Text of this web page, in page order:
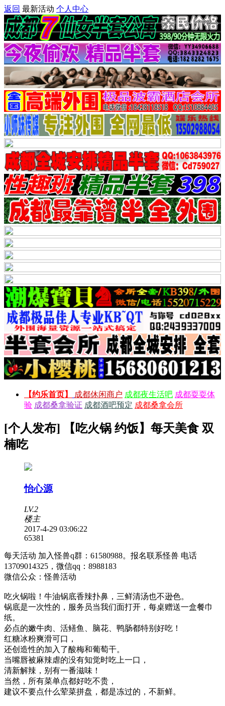
返回 最新活动 个人中心
【约乐首页】 成都休闲商户 成都夜生活吧 成都耍耍体
验 成都桑拿验证 成都酒吧预定 成都桑拿会所
[个人发布] 【吃火锅 约饭】每天美食 双
楠吃
怡心源
LV.2
楼主
2017-4-29 03:06:22
65381
每天活动 加入怪兽q群：61580988。报名联系怪兽 电话
13709014325，微信qq：8988183
微信公众：怪兽活动
吃火锅啦！牛油锅底香辣扑鼻，三鲜清汤也不逊色。
锅底是一次性的，服务员当我们面打开，每桌赠送一盒餐巾
纸。
必点的嫩牛肉、活鳝鱼、脑花、鸭肠都特别好吃！
红糖冰粉爽滑可口，
还创造性的加入了酸梅和葡萄干。
当嘴唇被麻辣虐的没有知觉时吃上一口，
清新解辣，别有一番滋味！
当然，所有菜单点都好吃不贵，
建议不要点什么荤菜拼盘，都是冻过的，不新鲜。